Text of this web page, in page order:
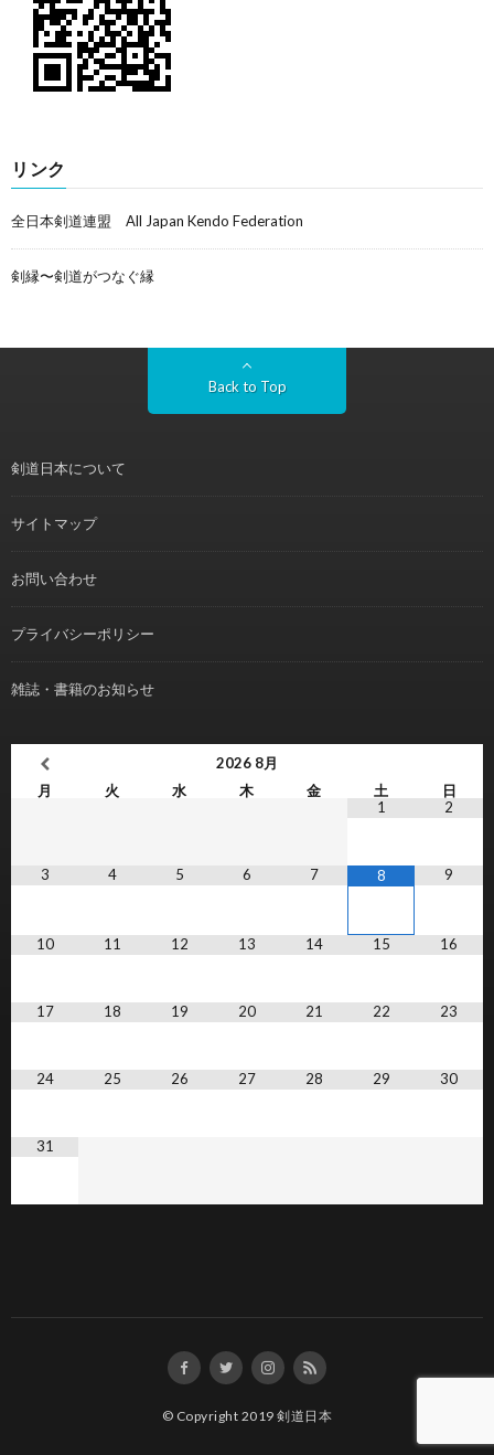
リンク
全日本剣道連盟 All Japan Kendo Federation
剣縁〜剣道がつなぐ縁
Back to Top
剣道日本について
サイトマップ
お問い合わせ
プライバシーポリシー
雑誌・書籍のお知らせ
2026 8月
月
火 水 木 金 土
日
1
2
3 4 5 6 7 8 9
10 11 12 13 14 15 16
17 18 19 20 21 22 23
24 25 26 27 28 29 30
31
© Copyright 2019剣道日本